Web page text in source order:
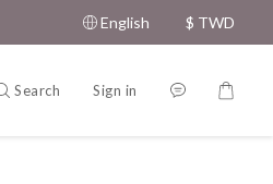
English $ TWD
Search Sign in